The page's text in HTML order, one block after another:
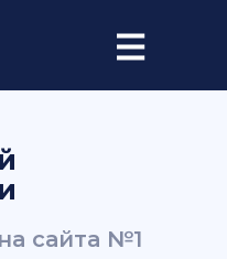
сайта №1